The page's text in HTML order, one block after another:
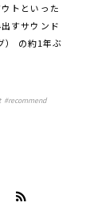
トといった
すサウンド
の約1年ぶ
#recommend